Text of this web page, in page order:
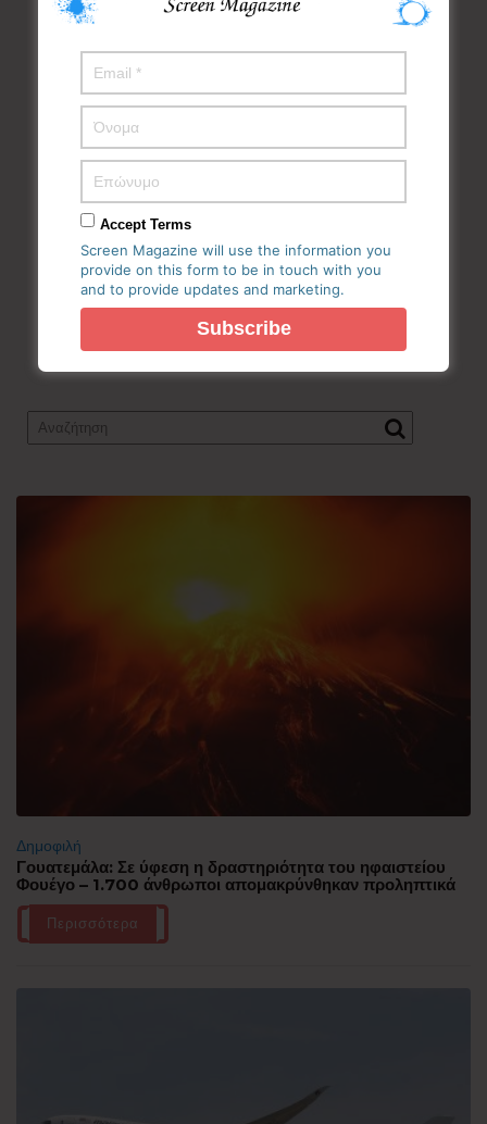
Ηλεκτρονική Εφημερίδα
Δημοφιλή
Γουατεμάλα: Σε ύφεση η δραστηριότητα του ηφαιστείου
Φουέγο – 1.700 άνθρωποι απομακρύνθηκαν προληπτικά
Περισσότερα
Accept Terms
Screen Magazine will use the information you
provide on this form to be in touch with you
and to provide updates and marketing.